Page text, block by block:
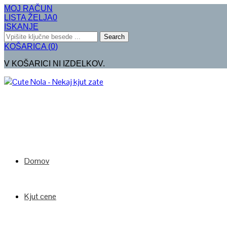
MOJ RAČUN
LISTA ŽELJA0
ISKANJE
Search
KOŠARICA (0)
V KOŠARICI NI IZDELKOV.
Domov
Kjut cene